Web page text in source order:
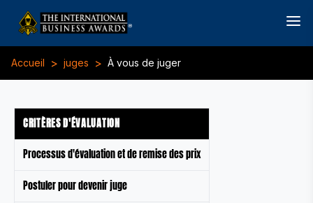
Accueil > juges > À vous de juger
CRITÈRES D'ÉVALUATION
Processus d'évaluation et de remise des prix
Postuler pour devenir juge